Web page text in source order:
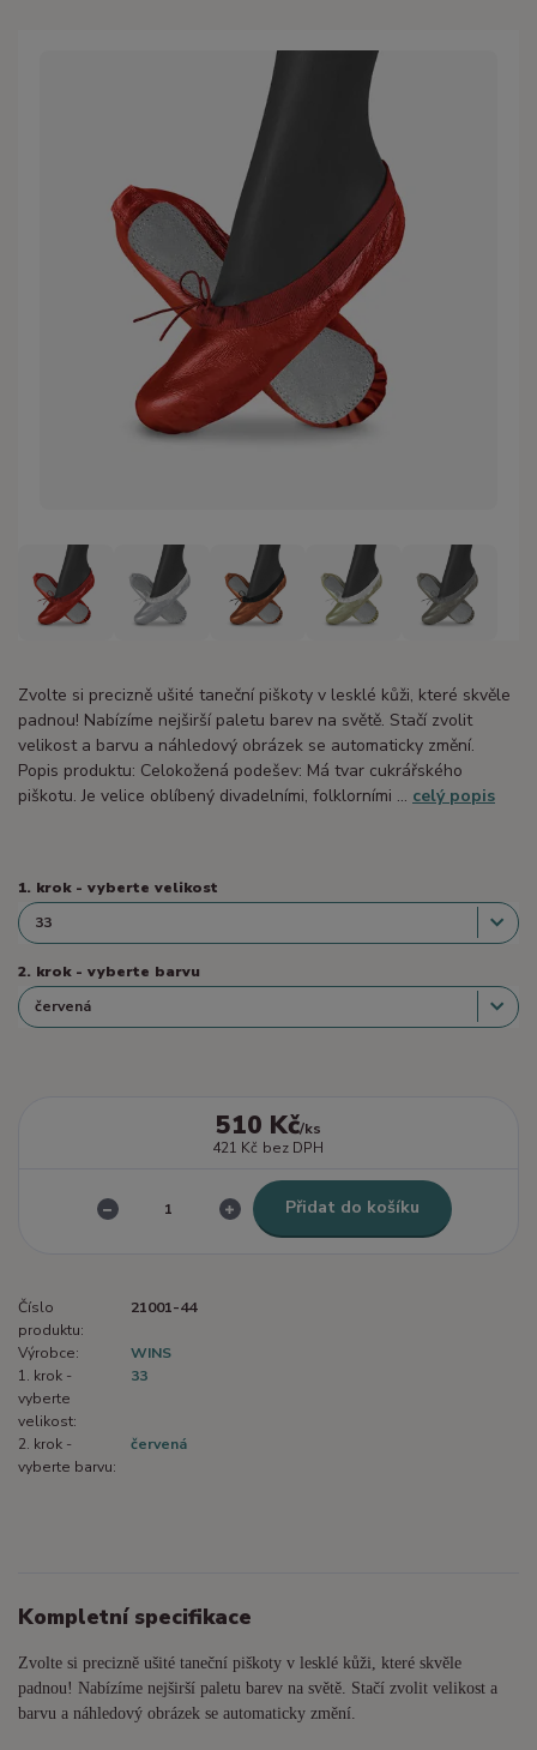
Zvolte si precizně ušité taneční piškoty v lesklé kůži, které skvěle
padnou! Nabízíme nejširší paletu barev na světě. Stačí zvolit
velikost a barvu a náhledový obrázek se automaticky změní.
Popis produktu: Celokožená podešev: Má tvar cukrářského
piškotu. Je velice oblíbený divadelními, folklorními ... celý popis
1. krok - vyberte velikost
2. krok - vyberte barvu
510 Kč/ks
421 Kč bez DPH
Přidat do košíku
Číslo
produktu:
21001-44
Výrobce:
WINS
1. krok -
vyberte
velikost:
33
2. krok -
vyberte barvu:
červená
Kompletní specifikace
Zvolte si precizně ušité taneční piškoty v lesklé kůži, které skvěle
padnou! Nabízíme nejširší paletu barev na světě. Stačí zvolit velikost a
barvu a náhledový obrázek se automaticky změní.